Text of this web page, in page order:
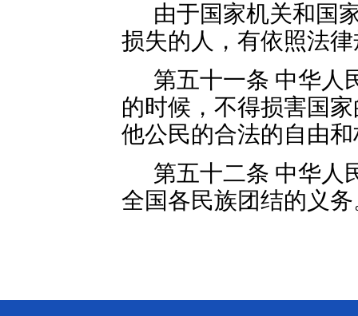
由于国家机关和国
损失的人，有依照法
第五十一条 中华人
的时候，不得损害国
他公民的合法的自由
第五十二条 中华人
全国各民族团结的义